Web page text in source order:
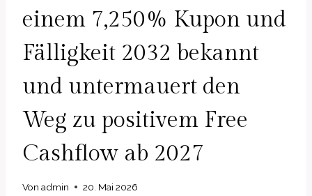
einem 7,250% Kupon und
Fälligkeit 2032 bekannt
und untermauert den
Weg zu positivem Free
Cashflow ab 2027
Von admin 20. Mai 2026